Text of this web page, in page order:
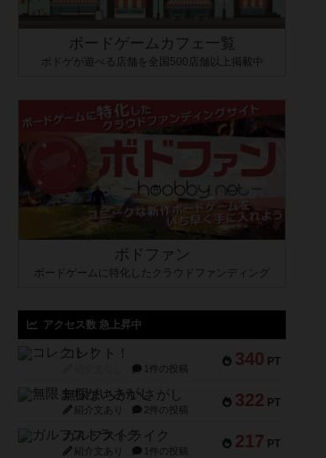
ボードゲームカフェ一覧
ボドゲが遊べる店舗を全国500店舗以上掲載中
ボドファン
ボードゲームに特化したクラウドファンディング
アクセス数 急上昇中
340 PT
コレクト！
1件の投稿
322 PT
無限まちがいさがし
紹介文あり 2件の投稿
217 PT
ガルフストライク
紹介文あり 1件の投稿